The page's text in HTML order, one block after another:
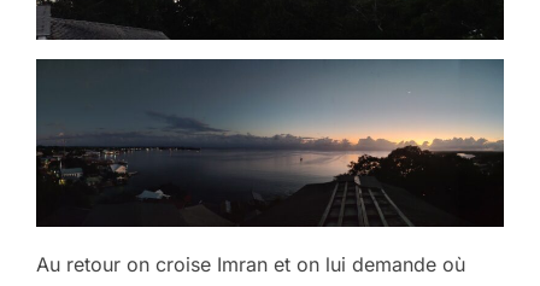
Au retour on croise Imran et on lui demande où